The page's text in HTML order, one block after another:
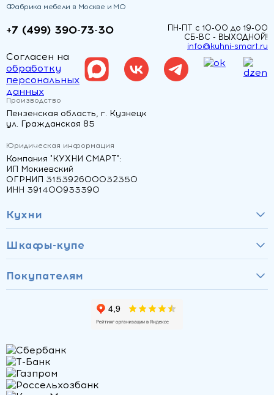
Фабрика мебели в Москве и МО
+7 (499) 390-73-30
ПН-ПТ с 10-00 до 19-00
СБ-ВС - ВЫХОДНОЙ!
info@kuhni-smart.ru
Согласен на
обработку
персональных
данных
Производство
Пензенская область, г. Кузнецк
ул. Гражданская 85
Юридическая информация
Компания "КУХНИ СМАРТ":
ИП Мокиевский
ОГРНИП 315392600032350
ИНН 391400933390
Кухни
Шкафы-купе
Покупателям